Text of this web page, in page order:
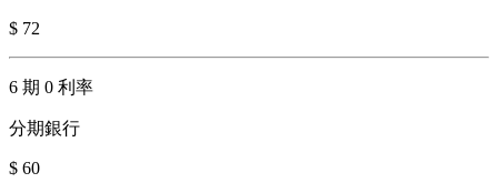
$ 72
6 期 0 利率
分期銀行
$ 60